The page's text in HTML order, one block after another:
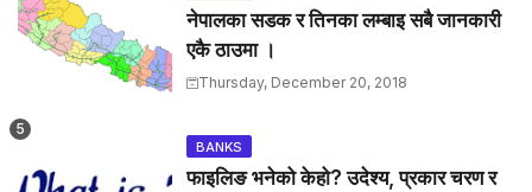
नेपालका सडक र तिनका लम्बाइ सबै जानकारी
एकै ठाउमा ।
Thursday, December 20, 2018
BANKS
फाइलिङ भनेको केहो? उदेश्य, प्रकार चरण र